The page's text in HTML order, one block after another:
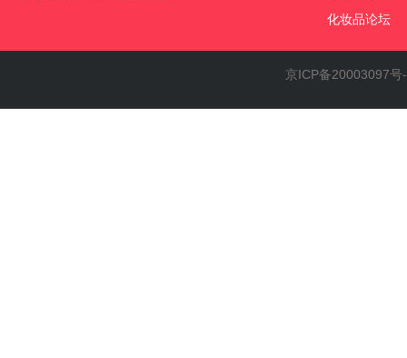
化妆品论坛
京ICP备20003097号